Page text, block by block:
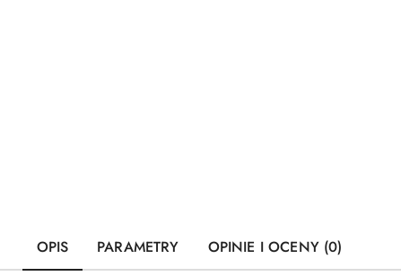
OPIS PARAMETRY OPINIE I OCENY (0)